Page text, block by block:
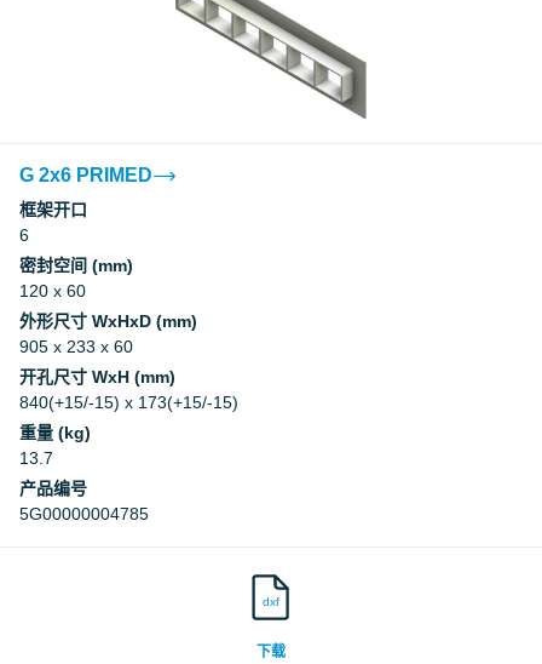
G 2x6 PRIMED
框架开口
6
密封空间 (mm)
120 x 60
外形尺寸 WxHxD (mm)
905 x 233 x 60
开孔尺寸 WxH (mm)
840(+15/-15) x 173(+15/-15)
重量 (kg)
13.7
产品编号
5G00000004785
dxf
下载